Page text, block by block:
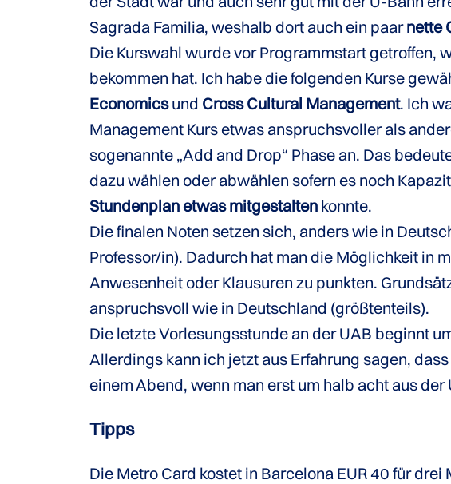
Sagrada Familia, weshalb dort auch ein paarnette
Die Kurswahl wurde vor Programmstart getroffen,
bekommen hat. Ich habe die folgenden Kurse
Economicsund Cross Cultural Management. Ich
Management Kurs etwas anspruchsvoller als
sogenannte „Add and Drop“ Phase an. Das
dazu wählen oder abwählen sofern es noch
Stundenplan etwas mitgestalten konnte.
Die finalen Noten setzen sich, anders wie in
Professor/in). Dadurch hat man die Möglichkeit in
Anwesenheit oder Klausuren zu punkten.
anspruchsvoll wie in Deutschland (größtenteils).
Die letzte Vorlesungsstunde an der UAB beginnt
Allerdings kann ich jetzt aus Erfahrung sagen,
einem Abend, wenn man erst um halb acht aus der
Tipps
Die Metro Card kostet in Barcelona EUR 40 für drei